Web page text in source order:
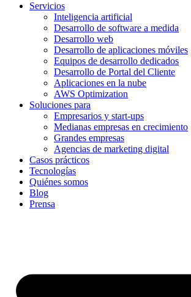
Servicios
Inteligencia artificial
Desarrollo de software a medida
Desarrollo web
Desarrollo de aplicaciones móviles
Equipos de desarrollo dedicados
Desarrollo de Portal del Cliente
Aplicaciones en la nube
AWS Optimization
Soluciones para
Empresarios y start-ups
Medianas empresas en crecimiento
Grandes empresas
Agencias de marketing digital
Casos prácticos
Tecnologías
Quiénes somos
Blog
Prensa